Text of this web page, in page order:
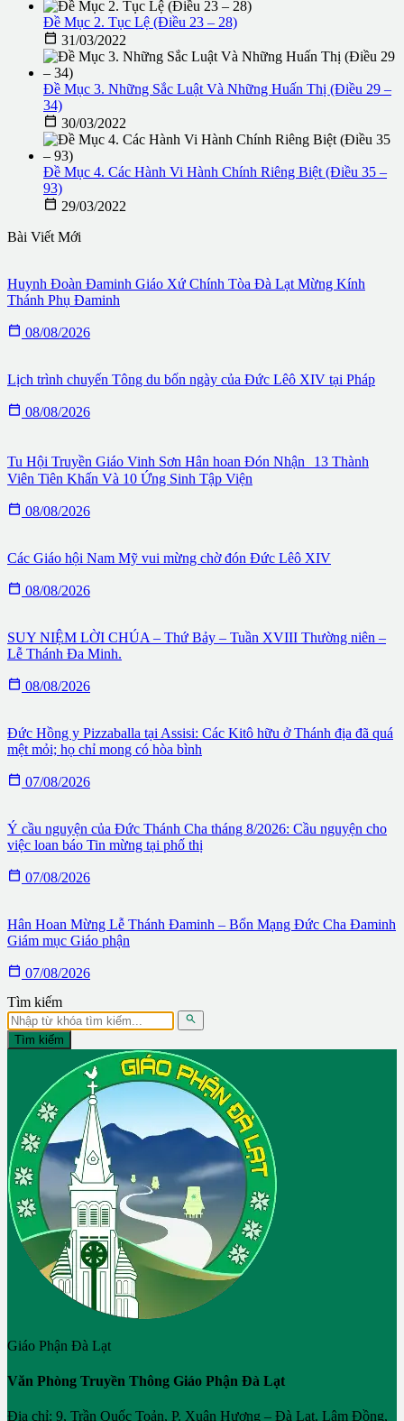
Đề Mục 2. Tục Lệ (Điều 23 – 28)
 31/03/2022
Đề Mục 3. Những Sắc Luật Và Những Huấn Thị (Điều 29 –
34)
 30/03/2022
Đề Mục 4. Các Hành Vi Hành Chính Riêng Biệt (Điều 35 –
93)
 29/03/2022
Bài Viết Mới
Huynh Đoàn Đaminh Giáo Xứ Chính Tòa Đà Lạt Mừng Kính
Thánh Phụ Đaminh
 08/08/2026
Lịch trình chuyến Tông du bốn ngày của Đức Lêô XIV tại Pháp
 08/08/2026
Tu Hội Truyền Giáo Vinh Sơn Hân hoan Đón Nhận 13 Thành
Viên Tiên Khấn Và 10 Ứng Sinh Tập Viện
 08/08/2026
Các Giáo hội Nam Mỹ vui mừng chờ đón Đức Lêô XIV
 08/08/2026
SUY NIỆM LỜI CHÚA – Thứ Bảy – Tuần XVIII Thường niên –
Lễ Thánh Đa Minh.
 08/08/2026
Đức Hồng y Pizzaballa tại Assisi: Các Kitô hữu ở Thánh địa đã quá
mệt mỏi; họ chỉ mong có hòa bình
 07/08/2026
Ý cầu nguyện của Đức Thánh Cha tháng 8/2026: Cầu nguyện cho
việc loan báo Tin mừng tại phố thị
 07/08/2026
Hân Hoan Mừng Lễ Thánh Đaminh – Bổn Mạng Đức Cha Đaminh
Giám mục Giáo phận
 07/08/2026
Tìm kiếm

Tìm kiếm
Giáo Phận Đà Lạt
Văn Phòng Truyền Thông Giáo Phận Đà Lạt
Địa chỉ: 9, Trần Quốc Toản, P. Xuân Hương – Đà Lạt, Lâm Đồng,